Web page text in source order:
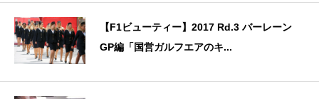
【F1ビューティー】2017 Rd.3 バーレーン
GP編「国営ガルフエアのキ...